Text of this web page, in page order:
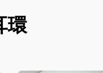
環